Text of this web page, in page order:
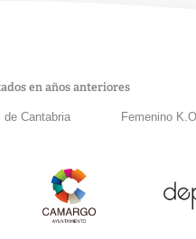
en años anteriores
de Cantabria Femenino